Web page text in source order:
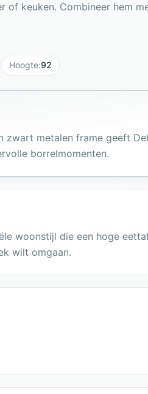
of keuken. Combineer hem
Hoogte:92
zwart metalen frame geeft
borrelmomenten.
woonstijl die een hoge
wilt omgaan.